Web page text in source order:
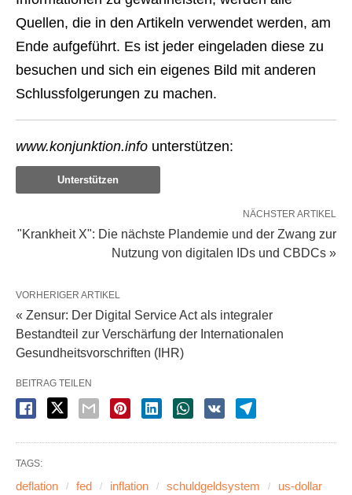
Quellen, die in den Artikeln verwendet werden, am
Ende aufgeführt. Es ist jeder eingeladen diese zu
besuchen und sich ein eigenes Bild mit anderen
Schlussfolgerungen zu machen.
www.konjunktion.info unterstützen:
Unterstützen
NÄCHSTER ARTIKEL
"Krankheit X": Die nächste Plandemie und der Zwang zur
Nutzung von digitalen IDs und CBDCs »
VORHERIGER ARTIKEL
« Zensur: Der Digital Service Act als integraler
Bestandteil zur Verschärfung der Internationalen
Gesundheitsvorschriften (IHR)
BEITRAG TEILEN
TAGS:
deflation fed inflation schuldgeldsystem
us-dollar